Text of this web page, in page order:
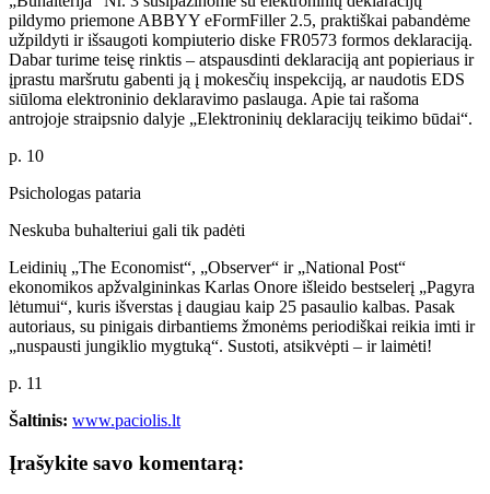
pildymo priemone ABBYY eFormFiller 2.5, praktiškai pabandėme
užpildyti ir išsaugoti kompiuterio diske FR0573 formos deklaraciją.
Dabar turime teisę rinktis – atspausdinti deklaraciją ant popieriaus ir
įprastu maršrutu gabenti ją į mokesčių inspekciją, ar naudotis EDS
siūloma elektroninio deklaravimo paslauga. Apie tai rašoma
antrojoje straipsnio dalyje „Elektroninių deklaracijų teikimo būdai“.
p. 10
Psichologas pataria
Neskuba buhalteriui gali tik padėti
Leidinių „The Economist“, „Observer“ ir „National Post“
ekonomikos apžvalgininkas Karlas Onore išleido bestselerį „Pagyra
lėtumui“, kuris išverstas į daugiau kaip 25 pasaulio kalbas. Pasak
autoriaus, su pinigais dirbantiems žmonėms periodiškai reikia imti ir
„nuspausti jungiklio mygtuką“. Sustoti, atsikvėpti – ir laimėti!
p. 11
Šaltinis: www.paciolis.lt
Įrašykite savo komentarą: